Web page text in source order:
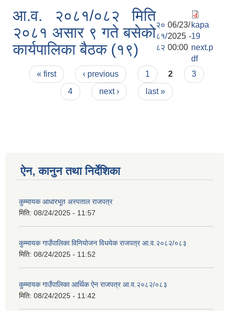
आ.व. २०८१/०८२ मिति
२०८१ असार ९ गते बसेको
कार्यपालिका बैठक (१९)
२०
८१/
८२
06/23/
2025 -
00:00
kapa
19
next.p
df
Pages
« first ‹ previous 1 2
3
4
next › last »
ऐन, कानुन तथा निर्देशिका
कुम्मायक आधारभूत अस्पताल राजपत्र
मिति: 08/24/2025 - 11:57
कुम्मायक गाउँपालिका विनियोजन विधयेक राजपत्र आ.व.२०८२/०८३
मिति: 08/24/2025 - 11:52
कुम्मायक गाउँपालिका आर्थिक ऐन राजपत्र आ.व.२०८२/०८३
मिति: 08/24/2025 - 11:42